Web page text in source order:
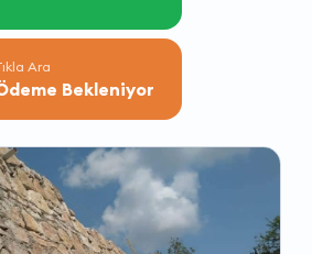
Ara
Bekleniyor